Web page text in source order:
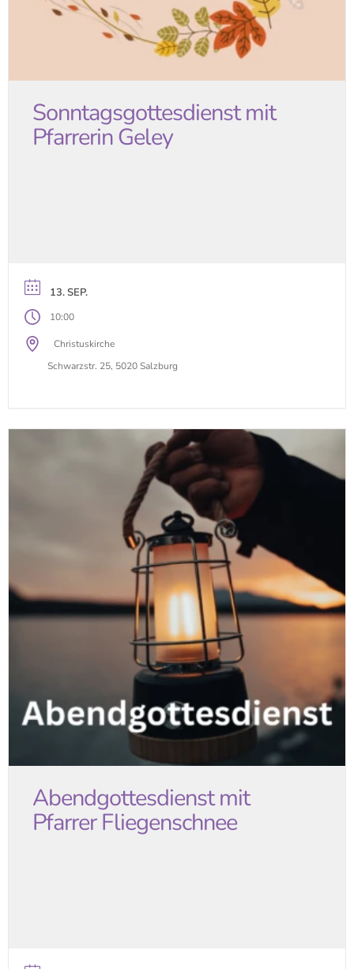
Sonntagsgottesdienst mit
Pfarrerin Geley
13. SEP.
10:00
Christuskirche
Schwarzstr. 25, 5020 Salzburg
Abendgottesdienst mit
Pfarrer Fliegenschnee